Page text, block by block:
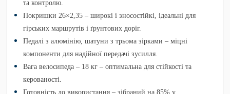
та контролю.
Покришки 26×2,35 – широкі і зносостійкі, ідеальні для
гірських маршрутів і ґрунтових доріг.
Педалі з алюмінію, шатуни з трьома зірками – міцні
компоненти для надійної передачі зусилля.
Вага велосипеда – 18 кг – оптимальна для стійкості та
керованості.
Готовність до використання – зібраний на 85% у